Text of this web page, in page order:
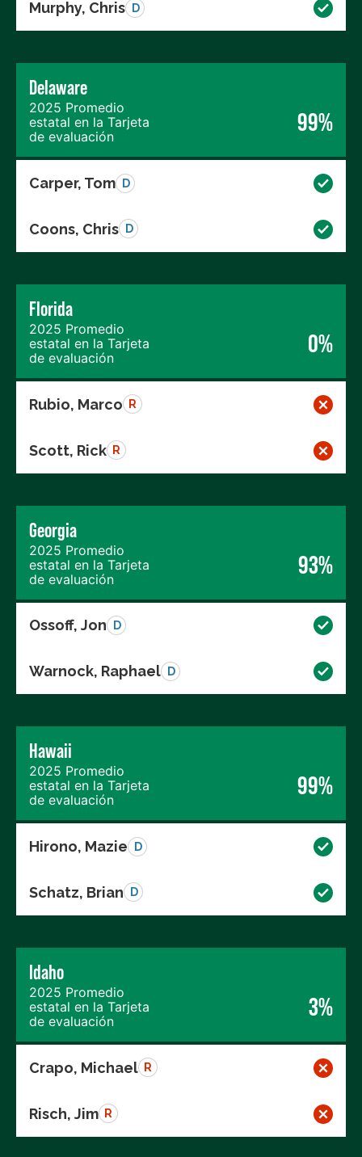
Murphy, Chris D
Delaware
2025 Promedio
estatal en la Tarjeta
de evaluación
99%
Carper, Tom D
Coons, Chris D
Florida
2025 Promedio
estatal en la Tarjeta
de evaluación
0%
Rubio, Marco R
Scott, Rick R
Georgia
2025 Promedio
estatal en la Tarjeta
de evaluación
93%
Ossoff, Jon D
Warnock, Raphael D
Hawaii
2025 Promedio
estatal en la Tarjeta
de evaluación
99%
Hirono, Mazie D
Schatz, Brian D
Idaho
2025 Promedio
estatal en la Tarjeta
de evaluación
3%
Crapo, Michael R
Risch, Jim R